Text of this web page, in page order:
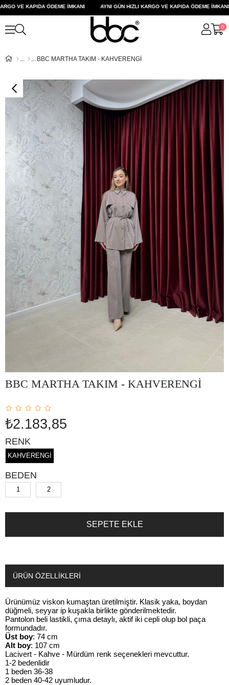
VE KAPIDA ÖDEME İMKANI AYNI GÜN HIZLI KARGO VE KAPIDA ÖDEME İMKANI
0
BBC MARTHA TAKIM - KAHVERENGİ
BBC MARTHA TAKIM - KAHVERENGİ
₺2.183,85
RENK
KAHVERENGİ
BEDEN
1 2
ÜRÜN ÖZELLIKLERI
Ürünümüz viskon kumaştan üretilmiştir. Klasik yaka, boydan
düğmeli, seyyar ip kuşakla birlikte gönderilmektedir.
Pantolon beli lastikli, çıma detaylı, aktif iki cepli olup bol paça
formundadır.
Üst boy: 74 cm
Alt boy: 107 cm
Lacivert - Kahve - Mürdüm renk seçenekleri mevcuttur.
1-2 bedenlidir
1 beden 36-38
2 beden 40-42 uyumludur.